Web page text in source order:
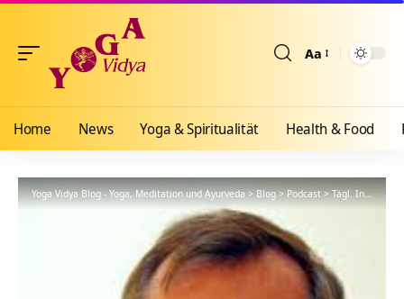
Aa
Home News Yoga & Spiritualität Health & Food
Yoga Vidya Blog - Yoga, Meditation und Ayurveda>Blog>Podcast>Tägl. Inspiration